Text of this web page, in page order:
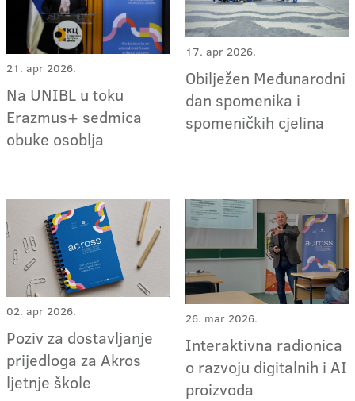
21. apr 2026.
Na UNIBL u toku
Erazmus+ sedmica
obuke osoblja
17. apr 2026.
Obilježen Međunarodni
dan spomenika i
spomeničkih cjelina
02. apr 2026.
Poziv za dostavljanje
prijedloga za Akros
ljetnje škole
26. mar 2026.
Interaktivna radionica
o razvoju digitalnih i AI
proizvoda